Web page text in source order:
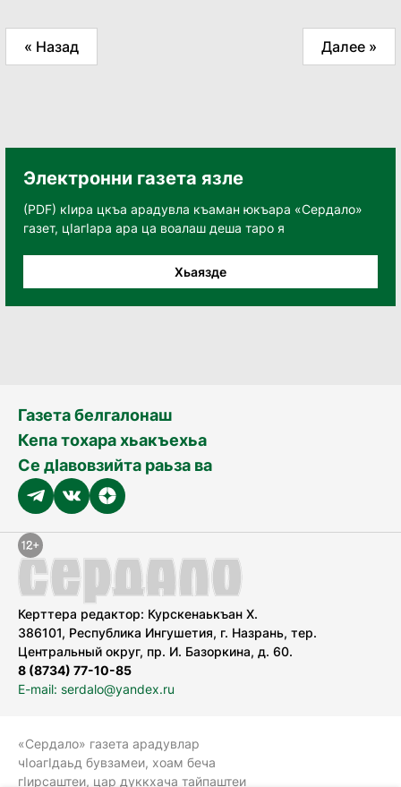
« Назад Далее »
Электронни газета язле
(PDF) кӀира цкъа арадувла къаман юкъара «Сердало»
газет, цӀагӀара ара ца воалаш деша таро я
Хьаязде
Газета белгалонаш
Кепа тохара хьакъехьа
Се дӀавовзийта раьза ва
Керттера редактор: Курскенаькъан Х.
386101, Республика Ингушетия, г. Назрань, тер.
Центральный округ, пр. И. Базоркина, д. 60.
8 (8734) 77-10-85
E-mail: serdalo@yandex.ru
«Сердало» газета арадувлар
чIоагIдаьд бувзамеи, хоам беча
гIирсаштеи, цар дуккхача тайпаштеи